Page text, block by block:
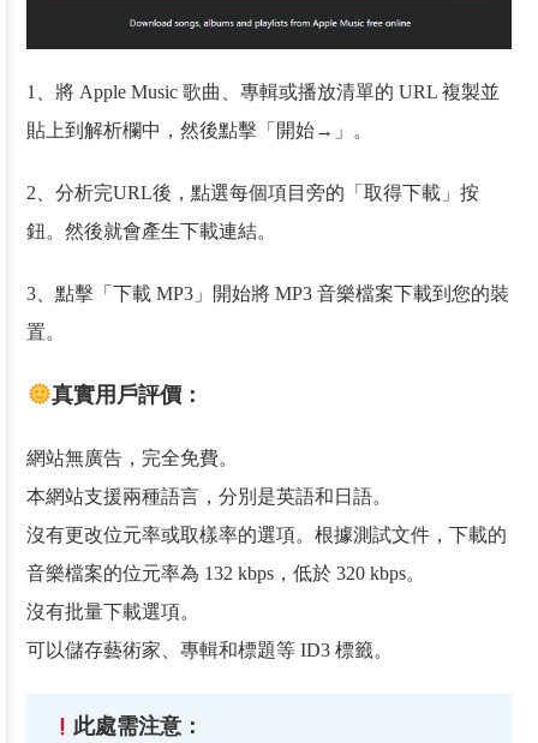
1、將 Apple Music 歌曲、專輯或播放清單的 URL 複製並
貼上到解析欄中，然後點擊「開始→」。
2、分析完URL後，點選每個項目旁的「取得下載」按
鈕。然後就會產生下載連結。
3、點擊「下載 MP3」開始將 MP3 音樂檔案下載到您的裝
置。
真實用戶評價：
網站無廣告，完全免費。
本網站支援兩種語言，分別是英語和日語。
沒有更改位元率或取樣率的選項。根據測試文件，下載的
音樂檔案的位元率為 132 kbps，低於 320 kbps。
沒有批量下載選項。
可以儲存藝術家、專輯和標題等 ID3 標籤。
此處需注意：